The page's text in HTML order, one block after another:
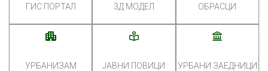
ГИС ПОРТАЛ 3Д МОДЕЛ ОБРАСЦИ
УРБАНИЗАМ ЈАВНИ ПОВИЦИ УРБАНИ ЗАЕДНИЦИ